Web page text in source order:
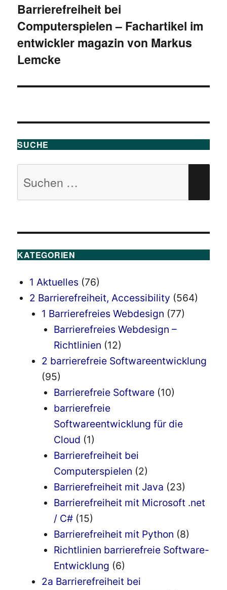
Nächster
Beitrag:
Barrierefreiheit bei
Computerspielen – Fachartikel im
entwickler magazin von Markus
Lemcke
SUCHE
nach:
KATEGORIEN
1 Aktuelles (76)
2 Barrierefreiheit, Accessibility (564)
1 Barrierefreies Webdesign (77)
Barrierefreies Webdesign –
Richtlinien (12)
2 barrierefreie Softwareentwicklung
(95)
Barrierefreie Software (10)
barrierefreie
Softwareentwicklung für die
Cloud (1)
Barrierefreiheit bei
Computerspielen (2)
Barrierefreiheit mit Java (23)
Barrierefreiheit mit Microsoft .net
/ C# (15)
Barrierefreiheit mit Python (8)
Richtlinien barrierefreie Software-
Entwicklung (6)
2a Barrierefreiheit bei